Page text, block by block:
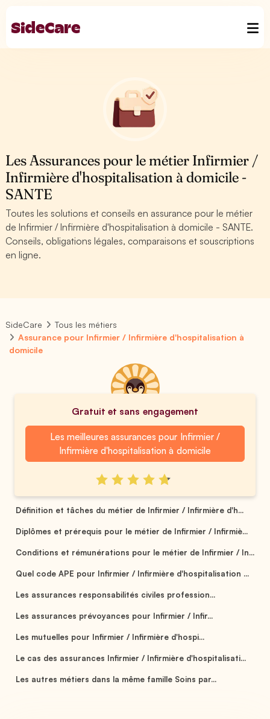
Les Assurances pour le métier Infirmier /
Infirmière d'hospitalisation à domicile -
SANTE
Toutes les solutions et conseils en assurance pour le métier
de Infirmier / Infirmière d'hospitalisation à domicile - SANTE.
Conseils, obligations légales, comparaisons et souscriptions
en ligne.
SideCare
Tous les métiers
Assurance pour Infirmier / Infirmière d'hospitalisation à
domicile
Gratuit et sans engagement
Les meilleures assurances pour Infirmier /
Infirmière d'hospitalisation à domicile
Définition et tâches du métier de Infirmier / Infirmière d'h...
Diplômes et prérequis pour le métier de Infirmier / Infirmiè...
Conditions et rémunérations pour le métier de Infirmier / In...
Quel code APE pour Infirmier / Infirmière d'hospitalisation ...
Les assurances responsabilités civiles profession...
Les assurances prévoyances pour Infirmier / Infir...
Les mutuelles pour Infirmier / Infirmière d'hospi...
Le cas des assurances Infirmier / Infirmière d'hospitalisati...
Les autres métiers dans la même famille Soins par...